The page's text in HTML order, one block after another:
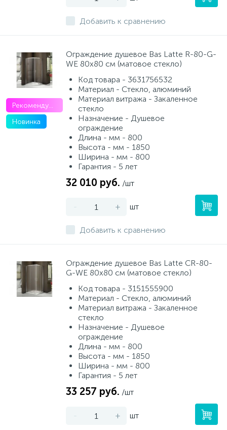
Добавить к сравнению
Рекомендуем
Новинка
Ограждение душевое Bas Latte R-80-G-
WE 80х80 см (матовое стекло)
Код товара - 3631756532
Материал - Стекло, алюминий
Материал витража - Закаленное
стекло
Назначение - Душевое
ограждение
Длина - мм - 800
Высота - мм - 1850
Ширина - мм - 800
Гарантия - 5 лет
32 010 руб. /шт
- + шт
Добавить к сравнению
Ограждение душевое Bas Latte CR-80-
G-WE 80х80 см (матовое стекло)
Код товара - 3151555900
Материал - Стекло, алюминий
Материал витража - Закаленное
стекло
Назначение - Душевое
ограждение
Длина - мм - 800
Высота - мм - 1850
Ширина - мм - 800
Гарантия - 5 лет
33 257 руб. /шт
- + шт